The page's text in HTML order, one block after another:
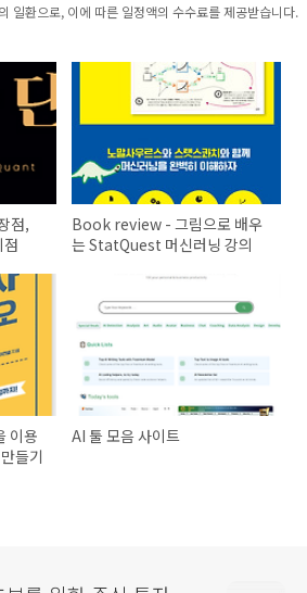
일환으로, 이에 따른 일정액의 수수료를 제공받습니다.
점,
Book review - 그림으로 배우
는 StatQuest 머신러닝 강의
이용
들기
AI 툴 모음 사이트